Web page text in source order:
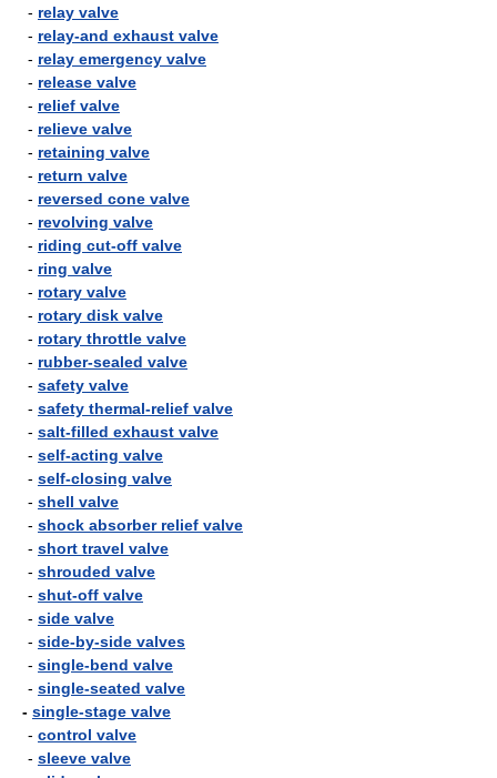
- relay valve
- relay-and exhaust valve
- relay emergency valve
- release valve
- relief valve
- relieve valve
- retaining valve
- return valve
- reversed cone valve
- revolving valve
- riding cut-off valve
- ring valve
- rotary valve
- rotary disk valve
- rotary throttle valve
- rubber-sealed valve
- safety valve
- safety thermal-relief valve
- salt-filled exhaust valve
- self-acting valve
- self-closing valve
- shell valve
- shock absorber relief valve
- short travel valve
- shrouded valve
- shut-off valve
- side valve
- side-by-side valves
- single-bend valve
- single-seated valve
- single-stage valve
- control valve
- sleeve valve